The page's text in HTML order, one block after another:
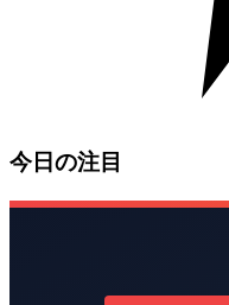
今日の注目